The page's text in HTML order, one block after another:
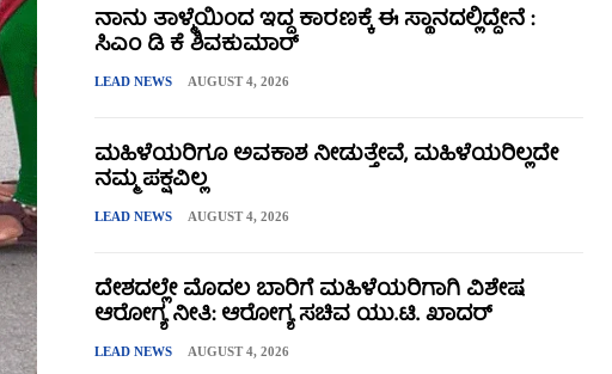
ನಾನು ತಾಳ್ಮೆಯಿಂದ ಇದ್ದ ಕಾರಣಕ್ಕೆ ಈ ಸ್ಥಾನದಲ್ಲಿದ್ದೇನೆ :
ಸಿಎಂ ಡಿ ಕೆ ಶಿವಕುಮಾರ್
LEAD NEWS AUGUST 4, 2026
ಮಹಿಳೆಯರಿಗೂ ಅವಕಾಶ ನೀಡುತ್ತೇವೆ, ಮಹಿಳೆಯರಿಲ್ಲದೇ
ನಮ್ಮ ಪಕ್ಷವಿಲ್ಲ
LEAD NEWS AUGUST 4, 2026
ದೇಶದಲ್ಲೇ ಮೊದಲ ಬಾರಿಗೆ ಮಹಿಳೆಯರಿಗಾಗಿ ವಿಶೇಷ
ಆರೋಗ್ಯ ನೀತಿ: ಆರೋಗ್ಯ ಸಚಿವ ಯು.ಟಿ. ಖಾದರ್
LEAD NEWS AUGUST 4, 2026